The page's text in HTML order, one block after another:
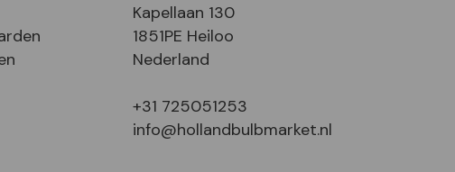
Kapellaan 130
1851PE Heiloo
Nederland
+31 725051253
info@hollandbulbmarket.nl